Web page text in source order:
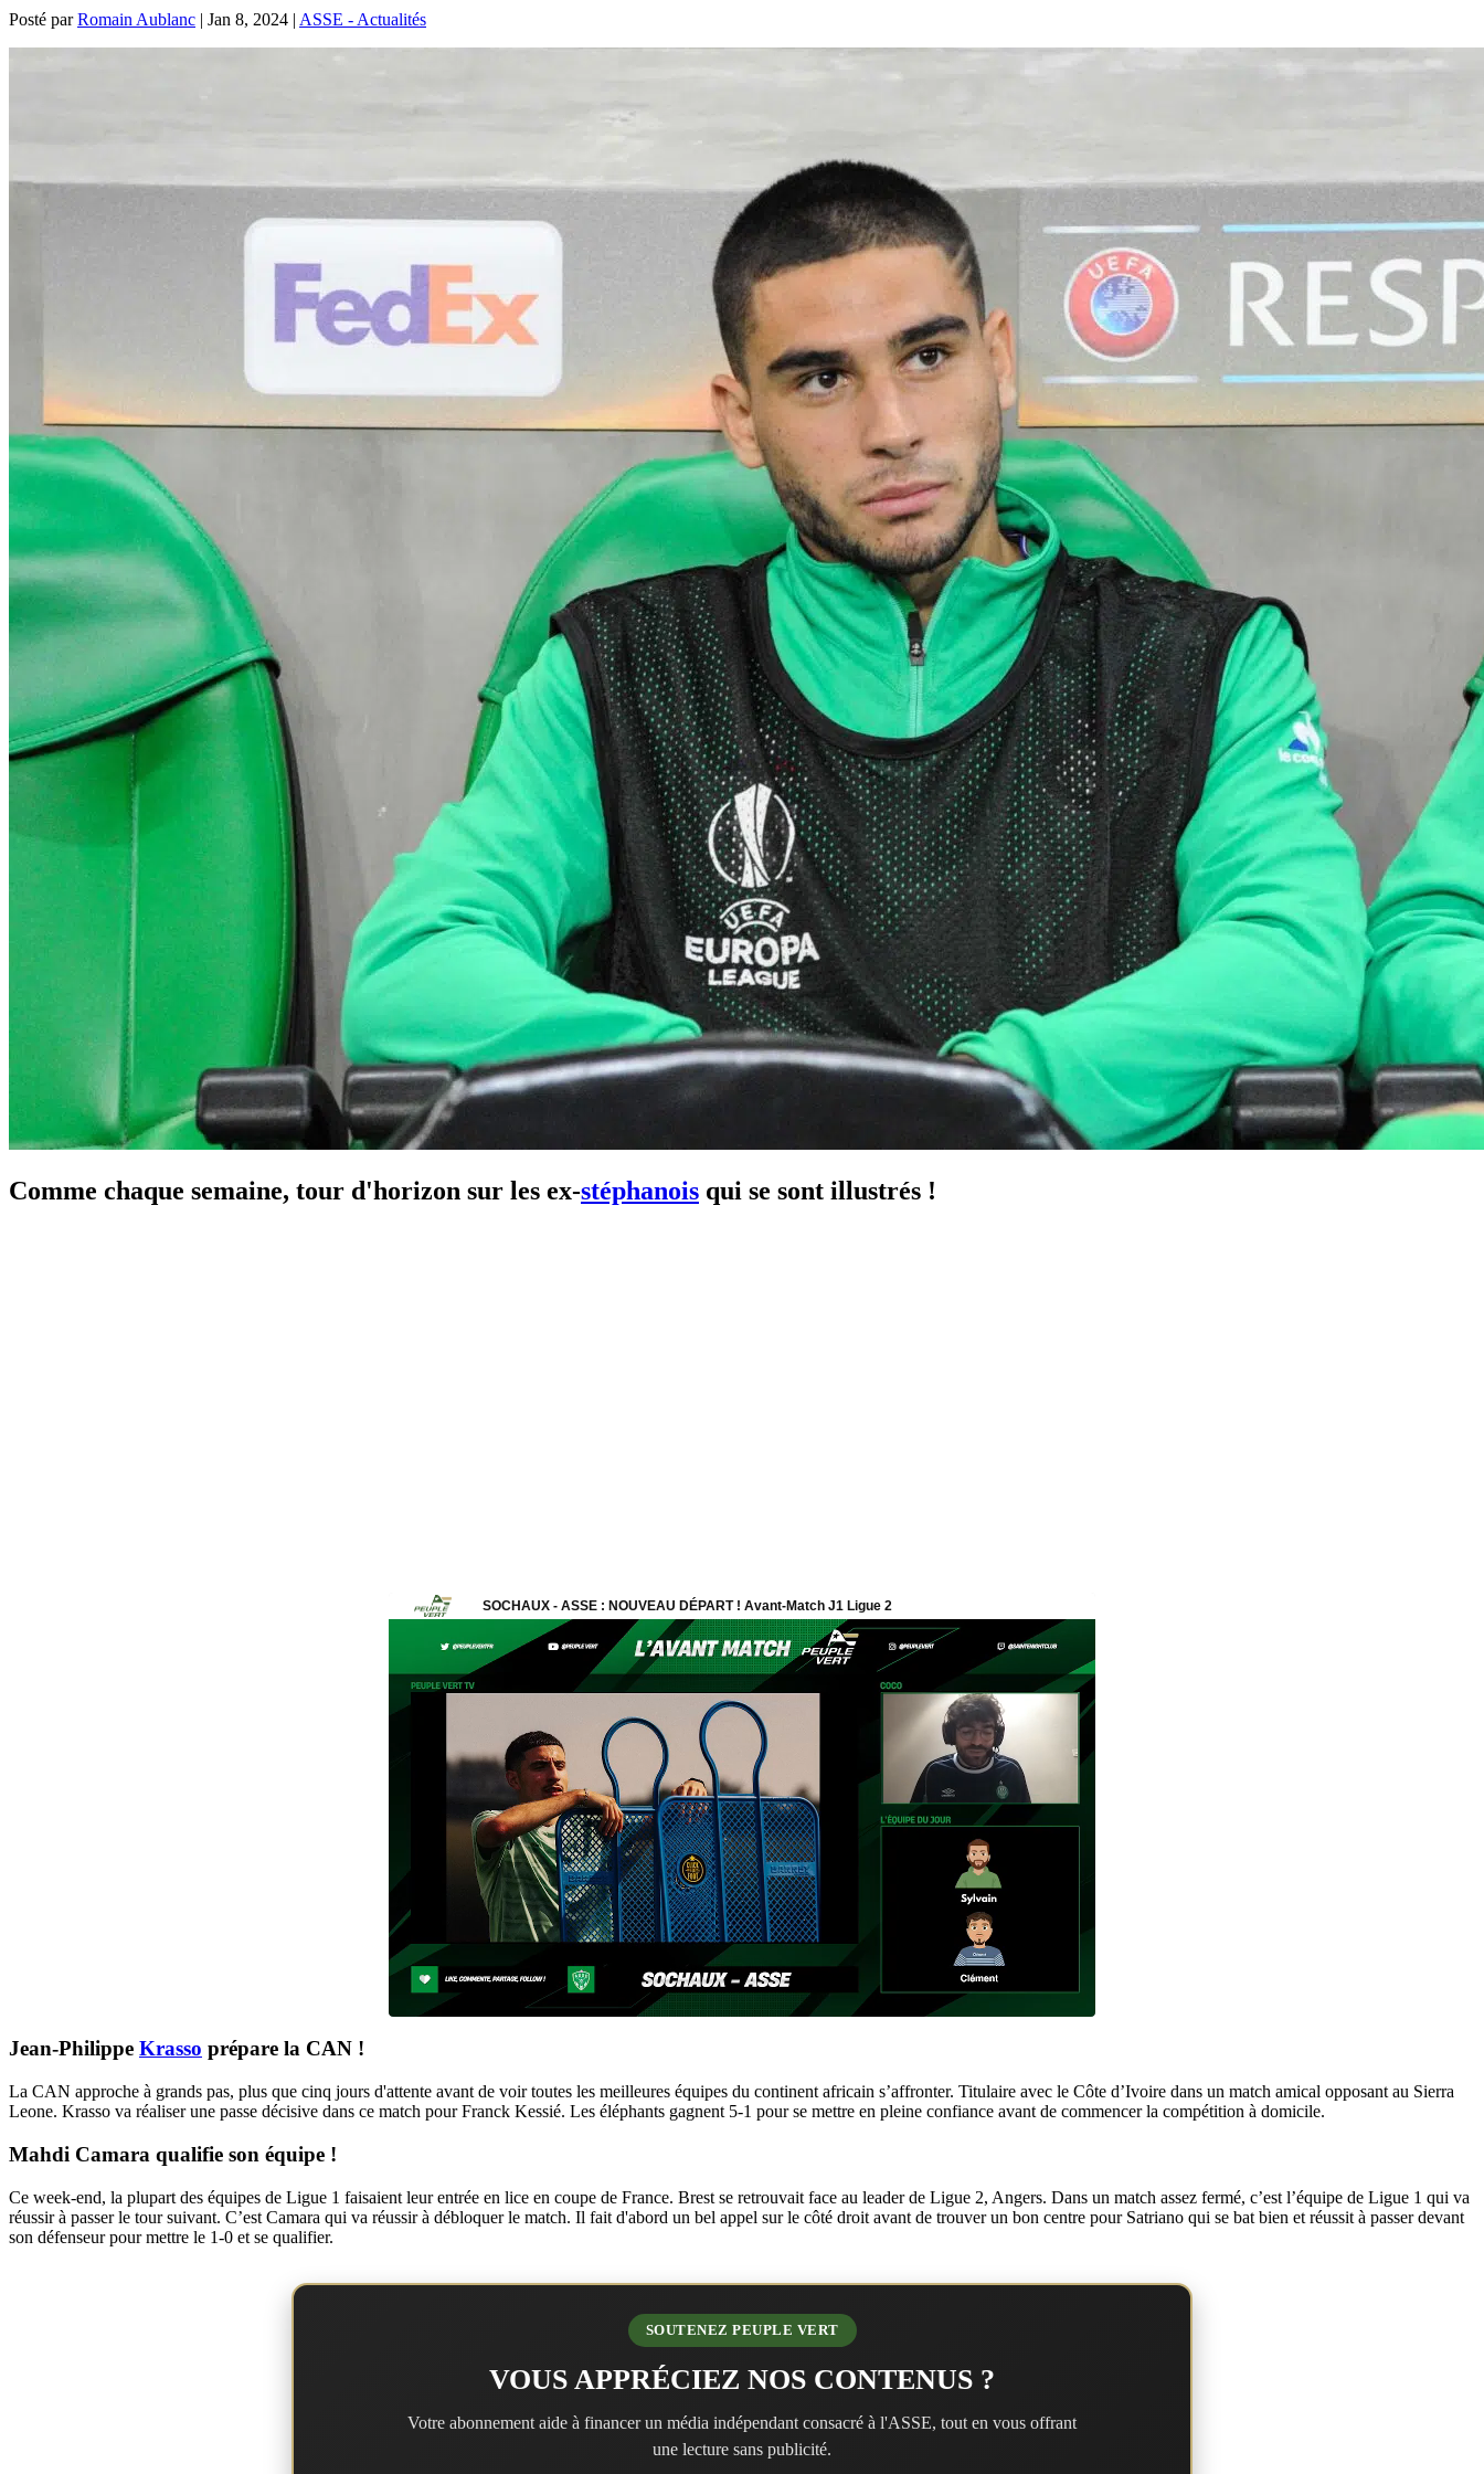
Posté parRomain Aublanc | Jan 8, 2024 | ASSE - Actualités
Comme chaque semaine, tour d'horizon sur les ex-stéphanois qui se sont illustrés !
Jean-Philippe Krasso prépare la CAN !
La CAN approche à grands pas, plus que cinq jours d'attente avant de voir toutes les meilleures équipes du continent africain s’affronter. Titulaire avec le Côte d’Ivoire dans un match amical opposant au Sierra
Leone. Krasso va réaliser une passe décisive dans ce match pour Franck Kessié. Les éléphants gagnent 5-1 pour se mettre en pleine confiance avant de commencer la compétition à domicile.
Mahdi Camara qualifie son équipe !
Ce week-end, la plupart des équipes de Ligue 1 faisaient leur entrée en lice en coupe de France. Brest se retrouvait face au leader de Ligue 2, Angers. Dans un match assez fermé, c’est l’équipe de Ligue 1 qui va
réussir à passer le tour suivant. C’est Camara qui va réussir à débloquer le match. Il fait d'abord un bel appel sur le côté droit avant de trouver un bon centre pour Satriano qui se bat bien et réussit à passer devant
son défenseur pour mettre le 1-0 et se qualifier.
SOUTENEZ PEUPLE VERT
VOUS APPRÉCIEZ NOS CONTENUS ?
Votre abonnement aide à financer un média indépendant consacré à l'ASSE, tout en vous offrant
une lecture sans publicité.